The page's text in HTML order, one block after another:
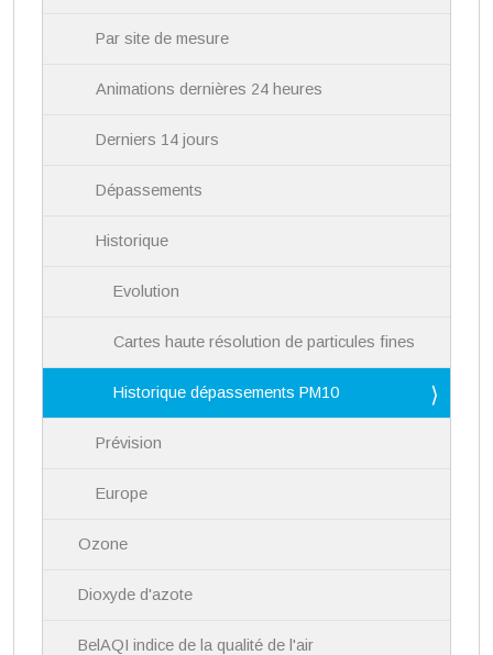
Par site de mesure
Animations dernières 24 heures
Derniers 14 jours
Dépassements
Historique
Evolution
Cartes haute résolution de particules fines
Historique dépassements PM10
Prévision
Europe
Ozone
Dioxyde d'azote
BelAQI indice de la qualité de l'air